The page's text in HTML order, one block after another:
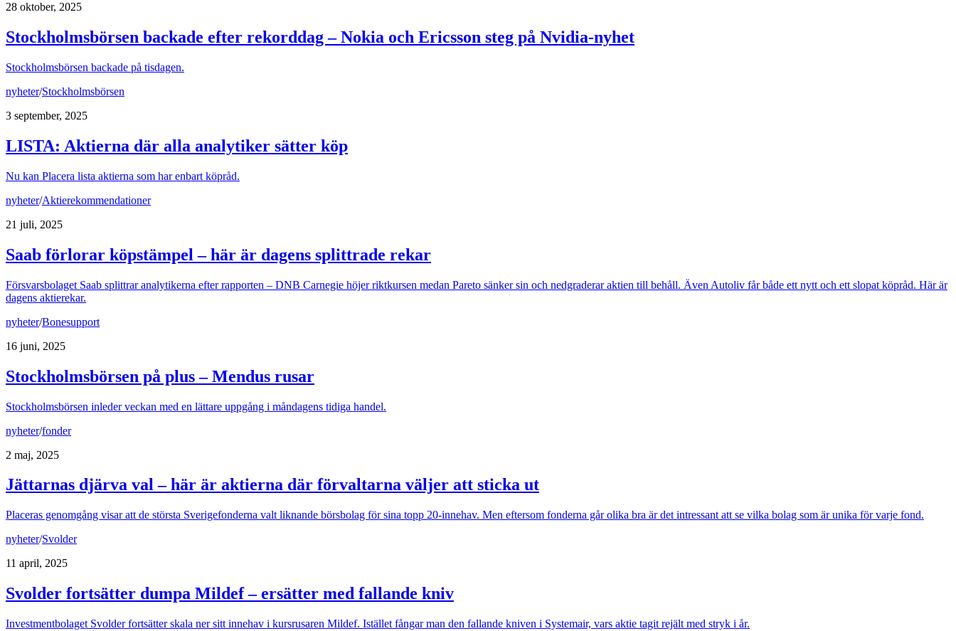
28 oktober, 2025
Stockholmsbörsen backade efter rekorddag – Nokia och Ericsson steg på Nvidia-nyhet
Stockholmsbörsen backade på tisdagen.
nyheter/Stockholmsbörsen
3 september, 2025
LISTA: Aktierna där alla analytiker sätter köp
Nu kan Placera lista aktierna som har enbart köpråd.
nyheter/Aktierekommendationer
21 juli, 2025
Saab förlorar köpstämpel – här är dagens splittrade rekar
Försvarsbolaget Saab splittrar analytikerna efter rapporten – DNB Carnegie höjer riktkursen medan Pareto sänker sin och nedgraderar aktien till behåll. Även Autoliv får både ett nytt och ett slopat köpråd. Här är
dagens aktierekar.
nyheter/Bonesupport
16 juni, 2025
Stockholmsbörsen på plus – Mendus rusar
Stockholmsbörsen inleder veckan med en lättare uppgång i måndagens tidiga handel.
nyheter/fonder
2 maj, 2025
Jättarnas djärva val – här är aktierna där förvaltarna väljer att sticka ut
Placeras genomgång visar att de största Sverigefonderna valt liknande börsbolag för sina topp 20-innehav. Men eftersom fonderna går olika bra är det intressant att se vilka bolag som är unika för varje fond.
nyheter/Svolder
11 april, 2025
Svolder fortsätter dumpa Mildef – ersätter med fallande kniv
Investmentbolaget Svolder fortsätter skala ner sitt innehav i kursrusaren Mildef. Istället fångar man den fallande kniven i Systemair, vars aktie tagit rejält med stryk i år.